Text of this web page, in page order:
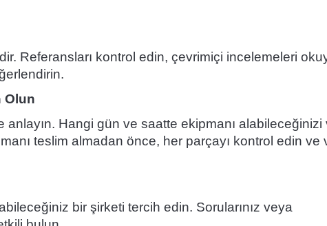
Referansları kontrol edin, çevrimiçi incelemeleri
Olun
anlayın. Hangi gün ve saatte ekipmanı alabileceğinizi
teslim almadan önce, her parçayı kontrol edin ve
bir şirketi tercih edin. Sorularınız veya